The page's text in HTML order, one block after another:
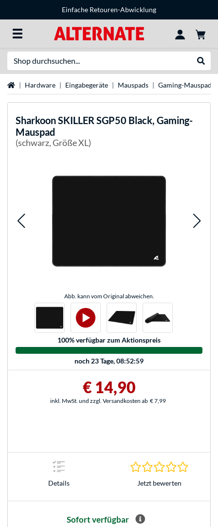
Einfache Retouren-Abwicklung
StartseiteHardware Eingabegeräte Mauspads Gaming-Mauspads
SharkoonSKILLER SGP50 Black, Gaming-
Mauspad
(schwarz, Größe XL)
Abb. kann vom Original abweichen.
100% verfügbar zum Aktionspreis
noch23 Tage, 08:52:59
€ 14,90
inkl. MwSt. und zzgl. Versandkosten ab € 7,99
Details Jetzt bewerten
Sofort verfügbar